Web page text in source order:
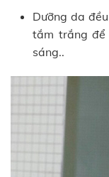
Dưỡng da
tắm trắng để
sáng..